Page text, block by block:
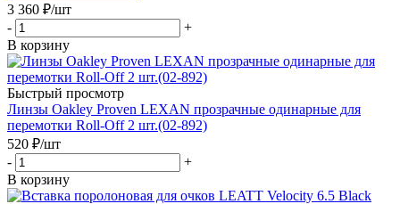
3 360 ₽/шт
-
+
В корзину
Быстрый просмотр
Линзы Oakley Proven LEXAN прозрачные одинарные для
перемотки Roll-Off 2 шт.(02-892)
520 ₽/шт
-
+
В корзину